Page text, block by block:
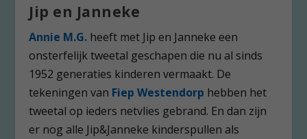
Jip en Janneke
Annie M.G. heeft met Jip en Janneke een
onsterfelijk tweetal geschapen die nu al sinds
1952 generaties kinderen vermaakt. De
tekeningen van Fiep Westendorp hebben het
tweetal op ieders netvlies gebrand. En dan zijn
er nog alle Jip&Janneke kinderspullen als